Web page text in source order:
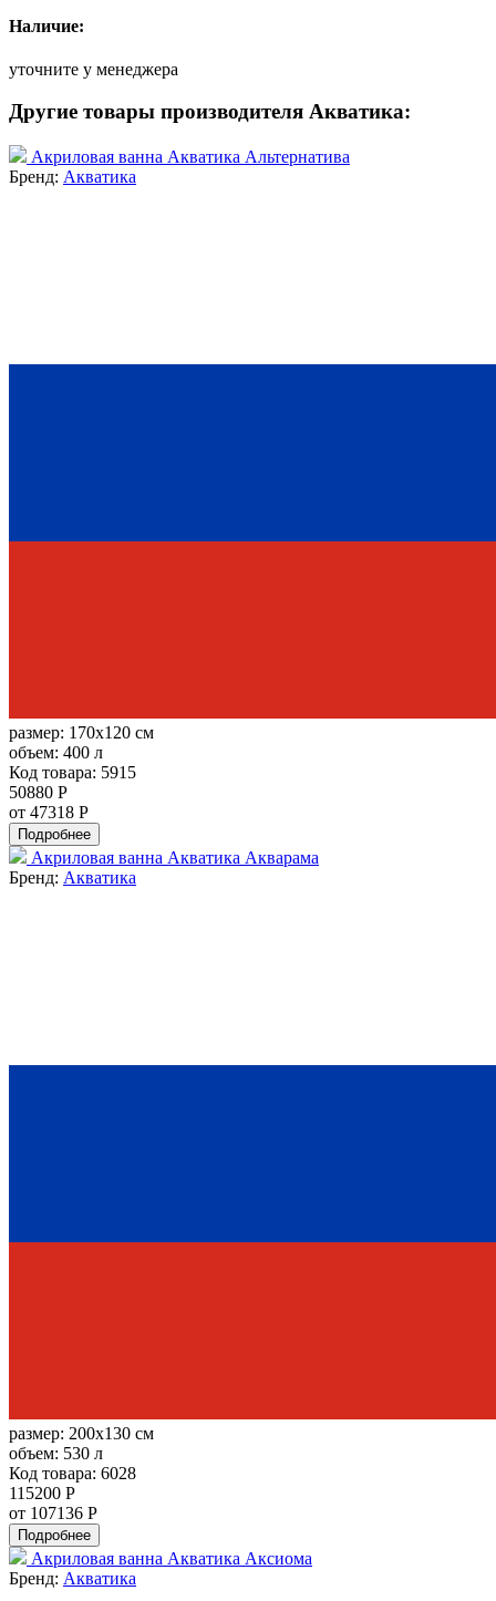
Наличие:
уточните у менеджера
Другие товары производителя Акватика:
Акриловая ванна Акватика Альтернатива
Бренд: Акватика
размер: 170x120 см
объем: 400 л
Код товара: 5915
50880 Р
от 47318 Р
Подробнее
Акриловая ванна Акватика Акварама
Бренд: Акватика
размер: 200x130 см
объем: 530 л
Код товара: 6028
115200 Р
от 107136 Р
Подробнее
Акриловая ванна Акватика Аксиома
Бренд: Акватика